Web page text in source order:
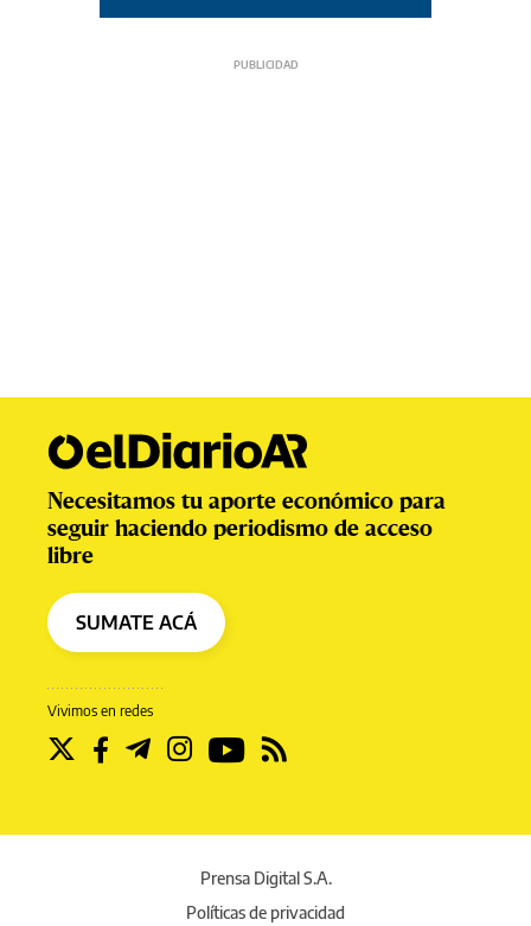
Vivimos en redes
Necesitamos tu aporte económico para
seguir haciendo periodismo de acceso
libre
SUMATE ACÁ
Prensa Digital S.A.
Políticas de privacidad